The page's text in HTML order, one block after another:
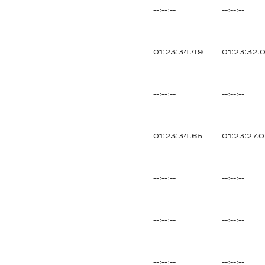
--:--:-- --:--:--
01:23:34.49
--:--:-- --:--:--
01:23:34.65
--:--:-- --:--:--
--:--:-- --:--:--
--:--:-- --:--:--